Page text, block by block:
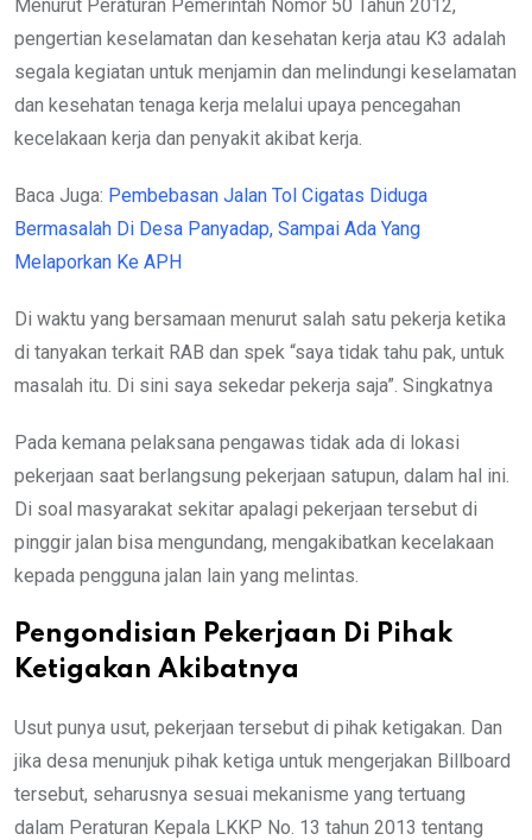
Menurut Peraturan Pemerintah Nomor 50 Tahun 2012,
pengertian keselamatan dan kesehatan kerja atau K3 adalah
segala kegiatan untuk menjamin dan melindungi keselamatan
dan kesehatan tenaga kerja melalui upaya pencegahan
kecelakaan kerja dan penyakit akibat kerja.
Baca Juga: Pembebasan Jalan Tol Cigatas Diduga
Bermasalah Di Desa Panyadap, Sampai Ada Yang
Melaporkan Ke APH
Di waktu yang bersamaan menurut salah satu pekerja ketika
di tanyakan terkait RAB dan spek “saya tidak tahu pak, untuk
masalah itu. Di sini saya sekedar pekerja saja”. Singkatnya
Pada kemana pelaksana pengawas tidak ada di lokasi
pekerjaan saat berlangsung pekerjaan satupun, dalam hal ini.
Di soal masyarakat sekitar apalagi pekerjaan tersebut di
pinggir jalan bisa mengundang, mengakibatkan kecelakaan
kepada pengguna jalan lain yang melintas.
Pengondisian Pekerjaan Di Pihak
Ketigakan Akibatnya
Usut punya usut, pekerjaan tersebut di pihak ketigakan. Dan
jika desa menunjuk pihak ketiga untuk mengerjakan Billboard
tersebut, seharusnya sesuai mekanisme yang tertuang
dalam Peraturan Kepala LKKP No. 13 tahun 2013 tentang